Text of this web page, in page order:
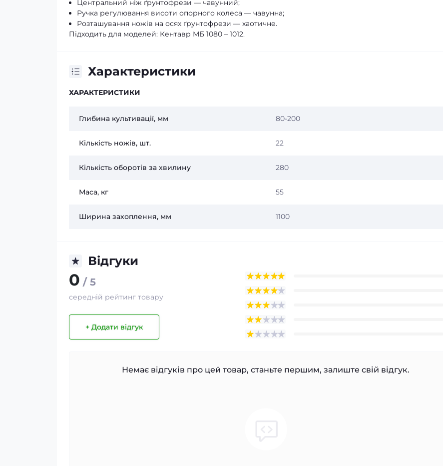
Центральний ніж ґрунтофрези — чавунний;
Ручка регулювання висоти опорного колеса — чавунна;
Розташування ножів на осях ґрунтофрези — хаотичне.
Підходить для моделей: Кентавр МБ 1080 – 1012.
Характеристики
ХАРАКТЕРИСТИКИ
Глибина культивації, мм 80-200
Кількість ножів, шт. 22
Кількість оборотів за хвилину 280
Маса, кг 55
Ширина захоплення, мм 1100
Відгуки
0 / 5
середній рейтинг товару
+ Додати відгук
Немає відгуків про цей товар, станьте першим, залиште свій відгук.